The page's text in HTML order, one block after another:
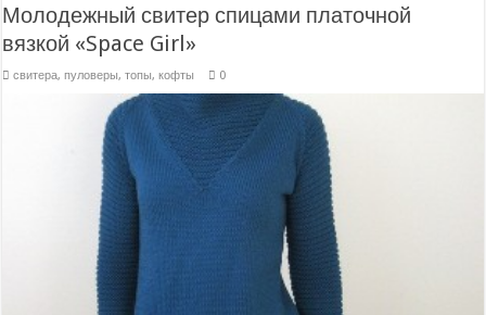
Молодежный свитер спицами платочной
вязкой «Space Girl»
свитера, пуловеры, топы, кофты 0